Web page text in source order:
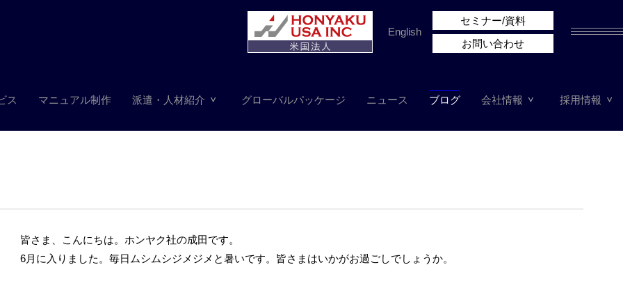
ス マニュアル制作 派遣・人材紹介 グローバルパッケージ ニュース ブログ 会社情報 採用情報
English
セミナー/資料
お問い合わせ
皆さま、こんにちは。ホンヤク社の成田です。
6月に入りました。毎日ムシムシジメジメと暑いです。皆さまはいかがお過ごしでしょうか。